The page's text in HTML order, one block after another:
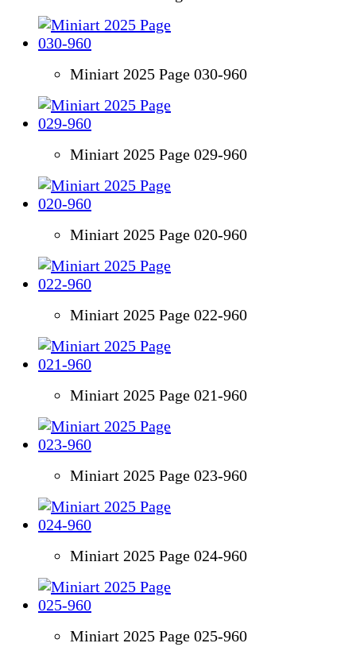
Miniart 2025 Page 030-960
Miniart 2025 Page 029-960
Miniart 2025 Page 020-960
Miniart 2025 Page 022-960
Miniart 2025 Page 021-960
Miniart 2025 Page 023-960
Miniart 2025 Page 024-960
Miniart 2025 Page 025-960